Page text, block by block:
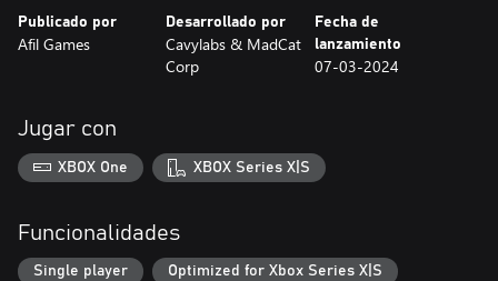
Publicado por
Afil Games
Desarrollado por
Cavylabs & MadCat
Corp
Fecha de
lanzamiento
07-03-2024
Jugar con
XBOX One XBOX Series X|S
Funcionalidades
Single player Optimized for Xbox Series X|S